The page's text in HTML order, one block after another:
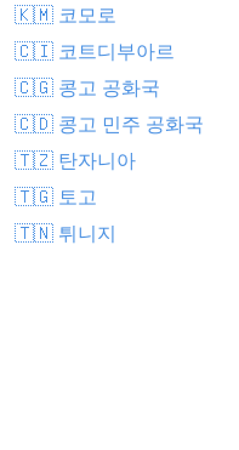
11
27.0°
28.0°
🇰🇲 코모로
🇨🇮 코트디부아르
🇨🇬 콩고 공화국
🇨🇩 콩고 민주 공화국
🇹🇿 탄자니아
🇹🇬 토고
🇹🇳 튀니지